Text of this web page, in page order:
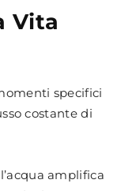
Vita
specifici
costante di
amplifica